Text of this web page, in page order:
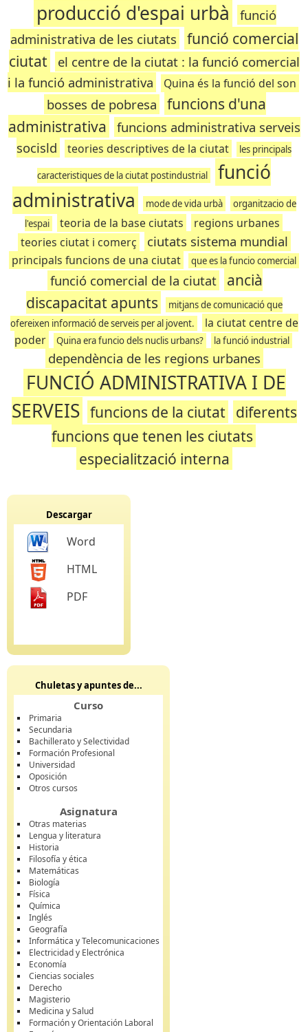
producció d'espai urbà
funció
administrativa de les ciutats
funció comercial
ciutat
el centre de la ciutat : la funció comercial
i la funció administrativa
Quina és la funció del son
bosses de pobresa
funcions d'una
administrativa
funcions administrativa serveis
socisld
teories descriptives de la ciutat les principals
caracteristiques de la ciutat postindustrial
funció
administrativa
mode de vida urbà
organitzacio de
l'espai
teoria de la base ciutats
regions urbanes
teories ciutat i comerç
ciutats sistema mundial
principals funcions de una ciutat que es la funcio comercial
funció comercial de la ciutat
ancià
discapacitat apunts
mitjans de comunicació que
ofereixen informació de serveis per al jovent.
la ciutat centre de
poder
Quina era funcio dels nuclis urbans? la funció industrial
dependència de les regions urbanes
FUNCIÓ ADMINISTRATIVA I DE
SERVEIS funcions de la ciutat diferents
funcions que tenen les ciutats
especialització interna
Descargar
Word
HTML
PDF
Chuletas y apuntes de...
Curso
Primaria
Secundaria
Bachillerato y Selectividad
Formación Profesional
Universidad
Oposición
Otros cursos
Asignatura
Otras materias
Lengua y literatura
Historia
Filosofía y ética
Matemáticas
Biología
Física
Química
Inglés
Geografía
Informática y Telecomunicaciones
Electricidad y Electrónica
Economía
Ciencias sociales
Derecho
Magisterio
Medicina y Salud
Formación y Orientación Laboral